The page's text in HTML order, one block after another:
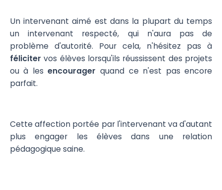
Un intervenant aimé est dans la plupart du temps
un intervenant respecté, qui n'aura pas de
problème d'autorité. Pour cela, n'hésitez pas à
félicitervos élèves lorsqu'ils réussissent des projets
ou à lesencouragerquand ce n'est pas encore
parfait.
Cette affection portée par l'intervenant va d'autant
plus engager les élèves dans une relation
pédagogique saine.